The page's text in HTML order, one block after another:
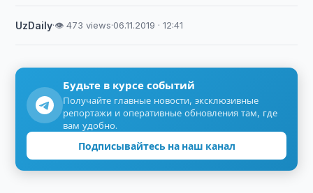
UzDaily·👁 473 views·06.11.2019 · 12:41
Будьте в курсе событий
Получайте главные новости, эксклюзивные
репортажи и оперативные обновления там, где
вам удобно.
Подписывайтесь на наш канал